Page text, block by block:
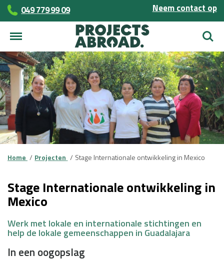
049 779 99 09 Neem contact op
Zoek
Home Projecten Stage Internationale ontwikkeling in Mexico
Stage Internationale ontwikkeling in
Mexico
Werk met lokale en internationale stichtingen en
help de lokale gemeenschappen in Guadalajara
In een oogopslag